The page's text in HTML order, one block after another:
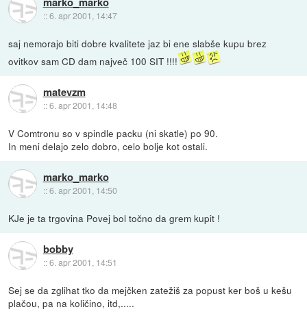
::6. apr 2001, 14:47
saj nemorajo biti dobre kvalitete jaz bi ene slabše kupu brez
ovitkov sam CD dam največ 100 SIT !!!!
matevzm
::6. apr 2001, 14:48
V Comtronu so v spindle packu (ni skatle) po 90.
In meni delajo zelo dobro, celo bolje kot ostali.
marko_marko
::6. apr 2001, 14:50
KJe je ta trgovina Povej bol točno da grem kupit !
bobby
::6. apr 2001, 14:51
Sej se da zglihat tko da mejčken zatežiš za popust ker boš u kešu
plačou, pa na količino, itd,.....